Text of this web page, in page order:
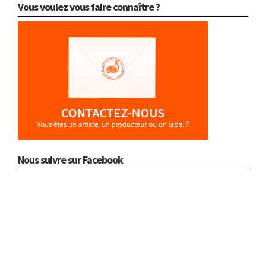
Vous voulez vous faire connaître ?
Nous suivre sur Facebook